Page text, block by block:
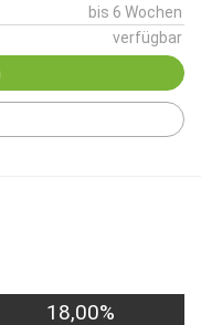
bis 6 Wochen
verfügbar
18,00%